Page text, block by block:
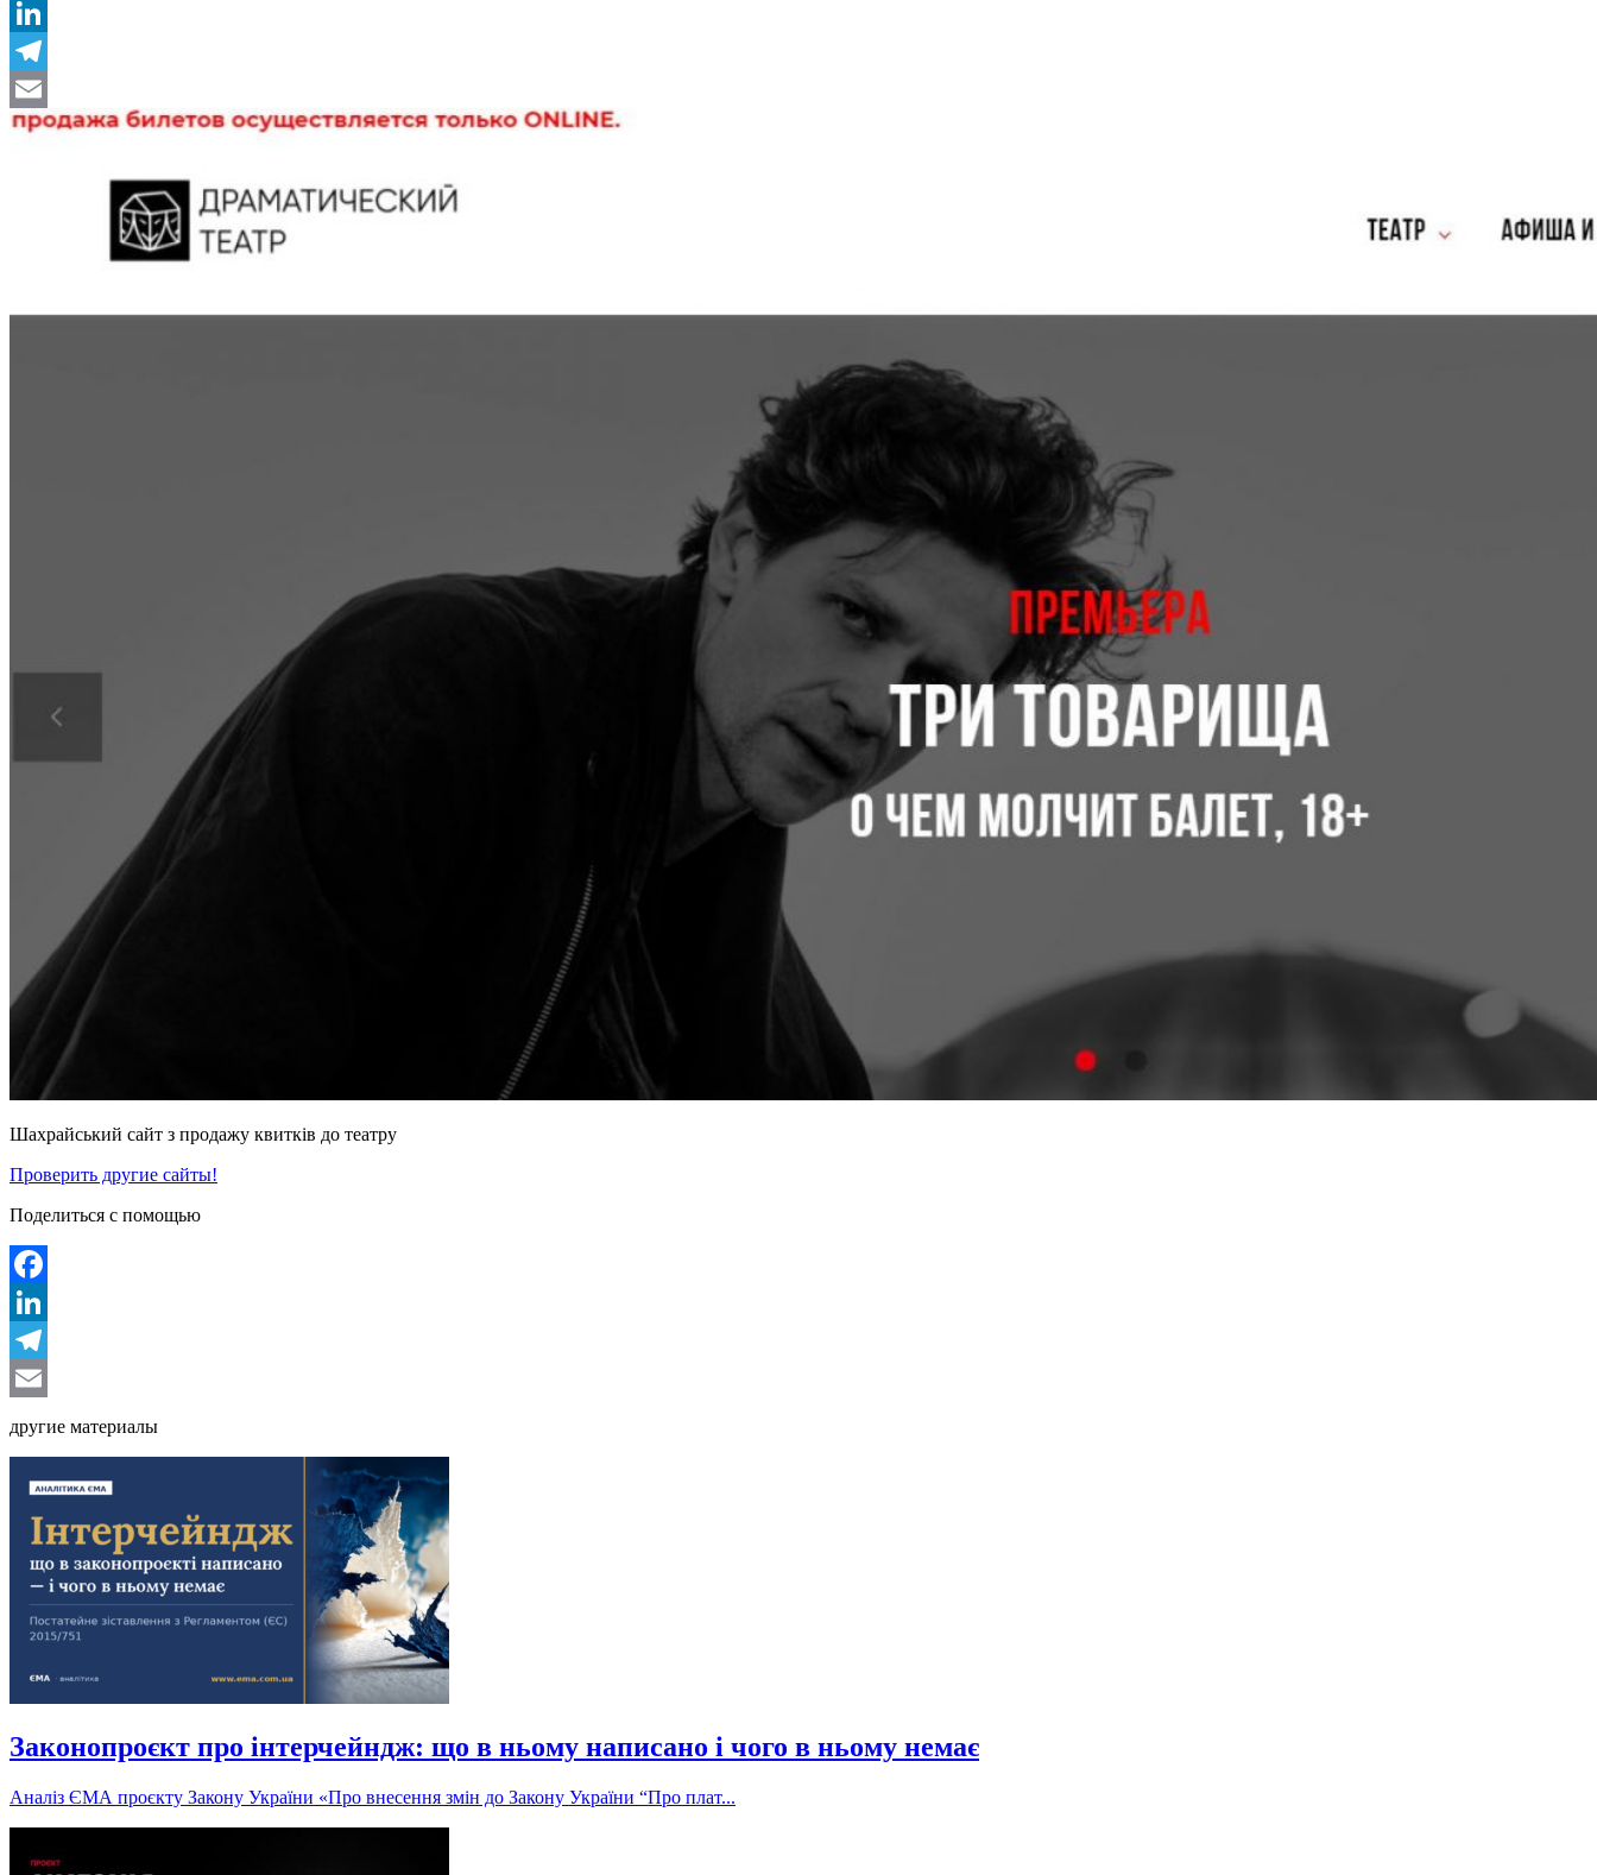
Facebook
LinkedIn
Telegram
Email
Шахрайський сайт з продажу квитків до театру
Проверить другие сайты!
Поделиться с помощью
Facebook
LinkedIn
Telegram
другие материалы
Законопроєкт про інтерчейндж: що в ньому написано і чого в ньому немає
Аналіз ЄМА проєкту Закону України «Про внесення змін до Закону України “Про плат...